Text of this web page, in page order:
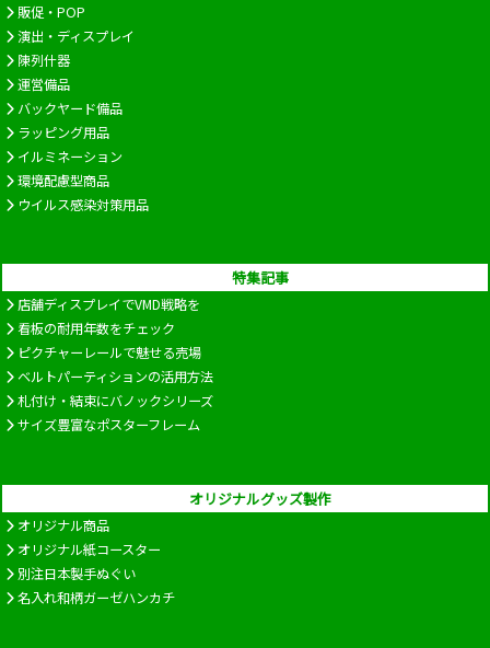
販促・POP
演出・ディスプレイ
陳列什器
運営備品
バックヤード備品
ラッピング用品
イルミネーション
環境配慮型商品
ウイルス感染対策用品
特集記事
店舗ディスプレイでVMD戦略を
看板の耐用年数をチェック
ピクチャーレールで魅せる売場
ベルトパーティションの活用方法
札付け・結束にバノックシリーズ
サイズ豊富なポスターフレーム
オリジナルグッズ製作
オリジナル商品
オリジナル紙コースター
別注日本製手ぬぐい
名入れ和柄ガーゼハンカチ